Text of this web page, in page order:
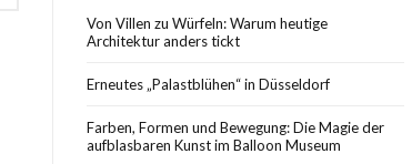
Von Villen zu Würfeln: Warum heutige
Architektur anders tickt
Erneutes „Palastblühen“ in Düsseldorf
Farben, Formen und Bewegung: Die Magie der
aufblasbaren Kunst im Balloon Museum